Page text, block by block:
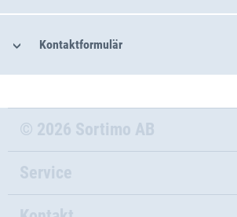
Kontaktformulär
© 2026 Sortimo AB
Service